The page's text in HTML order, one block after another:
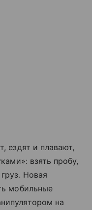
ездят и плавают,
взять пробу,
Новая
мобильные
на